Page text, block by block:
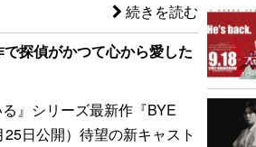
続きを読む
探偵がかつて心から愛した
』シリーズ最新作『BYE
日公開）待望の新キャスト